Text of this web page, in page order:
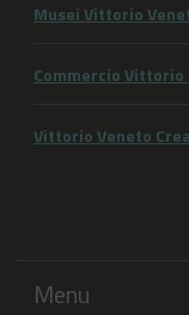
Musei Vittorio
Commercio Vittorio
Vittorio Veneto
Menu